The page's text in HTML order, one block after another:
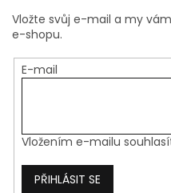
Vložte svůj e-mail a my
e-shopu.
E-mail
Vložením e-mailu
PŘIHLÁSIT SE